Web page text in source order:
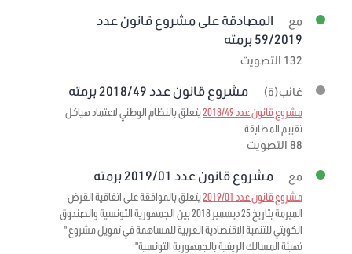
مع
المصادقة على مشروع قانون عدد
59/2019 برمته
132 التصويت
غائب(ة) مشروع قانون عدد 2018/49 برمته
مشروع قانون عدد 2018/49
يتعلق بالنظام الوطني لاعتماد هياكل
تقييم المطابقة
88 التصويت
مع مشروع قانون عدد 2019/01 برمته
مشروع قانون عدد 2019/01
يتعلق بالموافقة على اتفاقية القرض
المبرمة بتاريخ 25 ديسمبر 2018 بين الجمهورية التونسية والصندوق
الكويتي للتنمية الاقتصادية العربية للمساهمة في تمويل مشروع "
تهيئة المسالك الريفية بالجمهورية التونسية"